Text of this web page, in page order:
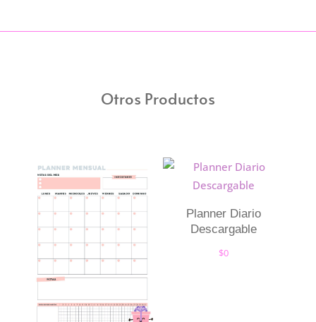
Otros Productos
Planner Diario
Descargable
$0